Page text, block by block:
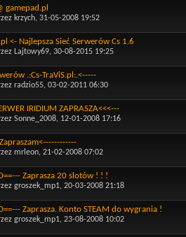
gamepad.pl
krzych, 31-05-2008 19:52
<- Najlepsza Sieć Serwerów Cs 1.6
Lajtowy69, 30-08-2015 19:25
.:Cs-TraViS.pl:.<-----
radzio55, 03-02-2011 06:30
IRIDIUM ZAPRASZA<<<---
Sonne_2008, 12-01-2008 17:16
mrleon, 21-02-2008 07:02
Zaprasza 20 slotów ! ! !
groszek_mp1, 20-03-2008 21:18
Zaprasza. Konto STEAM do wygrania !
groszek_mp1, 23-08-2008 10:02